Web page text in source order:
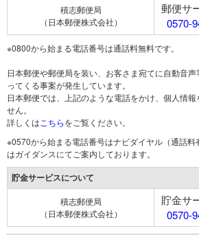
積志郵便局
（日本郵便株式会社）
郵便サ
0570-
※0800から始まる電話番号は通話料無料です。
日本郵便や郵便局を装い、お客さま宛てに自動音
ってくる事案が発生しています。
日本郵便では、上記のような電話をかけ、個人情
せん。
詳しくは こちらをご覧ください。
※0570から始まる電話番号はナビダイヤル（通話料
はガイダンスにてご案内しております。
貯金サービスについて
積志郵便局
（日本郵便株式会社）
貯金サ
0570-